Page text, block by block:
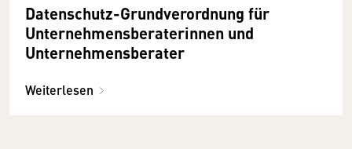
Datenschutz-Grundverordnung für
Unternehmensberaterinnen und
Unternehmensberater
Weiterlesen